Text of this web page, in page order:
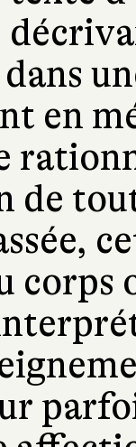
en
de
corps